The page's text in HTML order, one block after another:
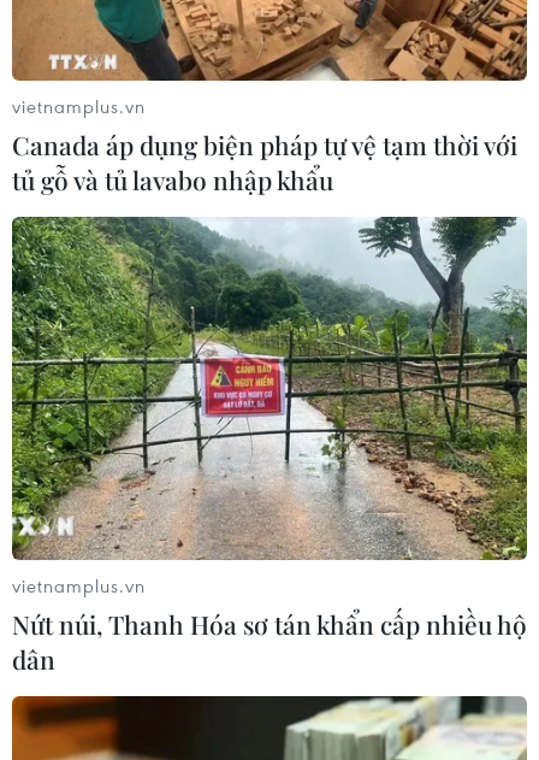
01/02/2024 04:16
Một số địa phương xảy ra nhiều vụ tai nạn giao thông
như Thanh Hóa xảy ra 95 vụ làm 36 người tử vong và
91 người bị thương; Thừa Thiên-Huế xảy ra 44 vụ, làm
16 người tử vong.
người chết mỗi ngày trong tháng đầu năm
30/01/2024 10:34
Theo Tổng cục Thống kê, trong tháng Một này, trên địa
bàn cả nước xảy ra 1.609 vụ tai nạn giao thông, như
vietnamplus.vn
Canada áp dụng biện pháp tự vệ tạm thời với
tủ gỗ và tủ lavabo nhập khẩu
vietnamplus.vn
Nứt núi, Thanh Hóa sơ tán khẩn cấp nhiều hộ
dân